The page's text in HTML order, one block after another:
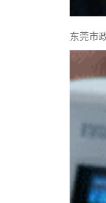
东莞市